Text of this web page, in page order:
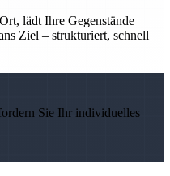
lädt Ihre Gegenstände
Ziel – strukturiert, schnell
Sie Ihr individuelles